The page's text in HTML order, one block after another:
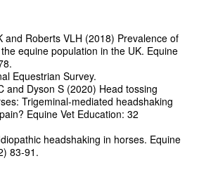
and Roberts VLH (2018) Prevalence of
equine population in the UK. Equine
Equestrian Survey.
and Dyson S (2020) Head tossing
Trigeminal-mediated headshaking
Equine Vet Education: 32
headshaking in horses. Equine
83-91.